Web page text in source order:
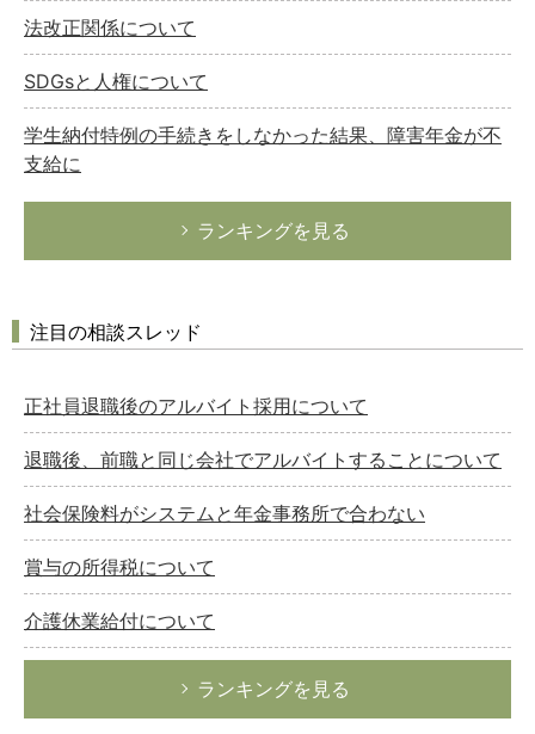
法改正関係について
SDGsと人権について
学生納付特例の手続きをしなかった結果、障害年金が不
支給に
ランキングを見る
注目の相談スレッド
正社員退職後のアルバイト採用について
退職後、前職と同じ会社でアルバイトすることについて
社会保険料がシステムと年金事務所で合わない
賞与の所得税について
介護休業給付について
ランキングを見る